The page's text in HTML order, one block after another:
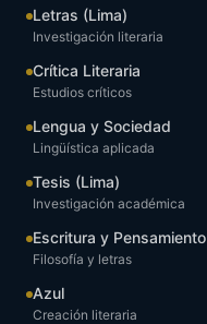
Letras (Lima)
Investigación literaria
Crítica Literaria
Estudios críticos
Lengua y Sociedad
Lingüística aplicada
Tesis (Lima)
Investigación académica
Escritura y Pensamiento
Filosofía y letras
Azul
Creación literaria